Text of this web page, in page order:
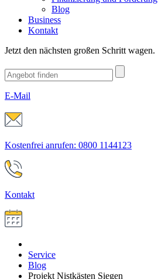
Blog
Business
Kontakt
Jetzt den nächsten großen Schritt wagen.
E-Mail
Kostenfrei anrufen: 0800 1144123
Kontakt
Service
Blog
Projekt Nistkästen Siegen